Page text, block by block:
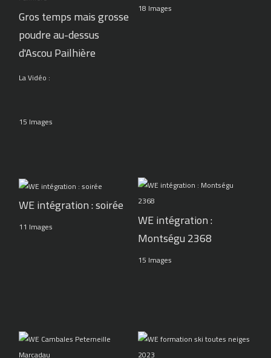
Gros temps mais grosse
poudre au-dessus
d'Ascou Pailhière
La Vidéo :
15 Images
18 Images
WE intégration : soirée
11 Images
WE intégration :
Montségu 2368
15 Images